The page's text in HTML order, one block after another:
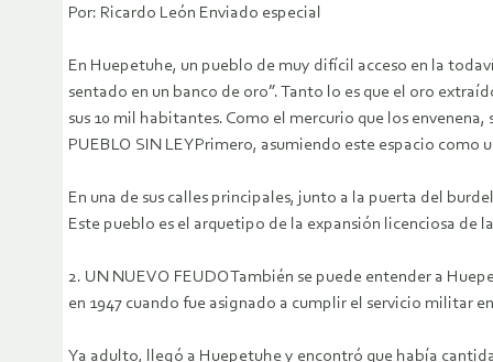
Por: Ricardo León Enviado especial
En Huepetuhe, un pueblo de muy difícil acceso en la
sentado en un banco de oro”. Tanto lo es que el oro
sus 10 mil habitantes. Como el mercurio que los
PUEBLO SIN LEYPrimero, asumiendo este espacio como
En una de sus calles principales, junto a la puerta del
Este pueblo es el arquetipo de la expansión licenciosa de
2. UN NUEVO FEUDOTambién se puede entender a
en 1947 cuando fue asignado a cumplir el servicio militar
Ya adulto, llegó a Huepetuhe y encontró que había